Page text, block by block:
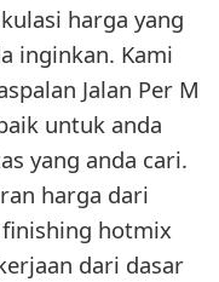
harga yang
inginkan. Kami
Jalan Per M
untuk anda
yang anda cari.
harga dari
hotmix
dari dasar